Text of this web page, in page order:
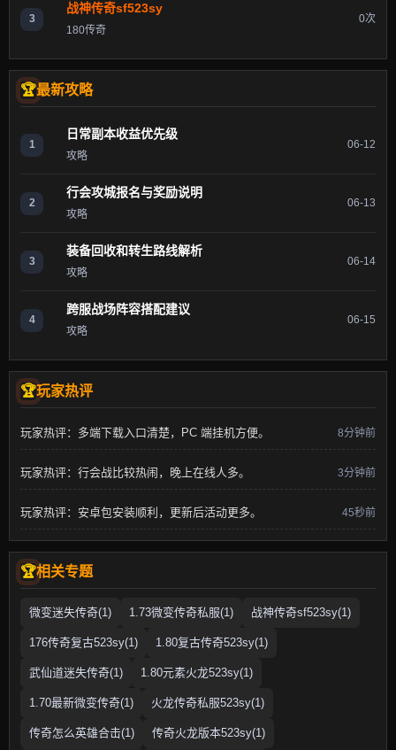
3
战神传奇sf523sy
180传奇
0次
最新攻略
1
日常副本收益优先级
攻略
06-12
2
行会攻城报名与奖励说明
攻略
06-13
3
装备回收和转生路线解析
攻略
06-14
4
跨服战场阵容搭配建议
攻略
06-15
玩家热评
玩家热评：多端下载入口清楚，PC 端挂机方便。 8分钟前
玩家热评：行会战比较热闹，晚上在线人多。 3分钟前
玩家热评：安卓包安装顺利，更新后活动更多。 45秒前
相关专题
微变迷失传奇(1) 1.73微变传奇私服(1) 战神传奇sf523sy(1)
176传奇复古523sy(1) 1.80复古传奇523sy(1)
武仙道迷失传奇(1) 1.80元素火龙523sy(1)
1.70最新微变传奇(1) 火龙传奇私服523sy(1)
传奇怎么英雄合击(1) 传奇火龙版本523sy(1)